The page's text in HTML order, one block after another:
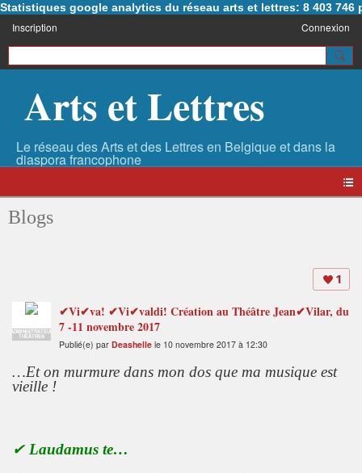
Statistiques google analytics du réseau arts et lettres: 8 403 746
Inscription Connexion
Arts et Lettres
Blogs
1
ADMINISTRATEUR
THÉÂTRES
✔Vi✔va! ✔Vi✔valdi! Création au Théâtre Jean✔Vilar, du
7 -11 novembre 2017
Publié(e) par Deashelle le 10 novembre 2017 à 12:30
…Et on murmure dans mon dos que ma musique est
vieille !
✔Laudamus te…